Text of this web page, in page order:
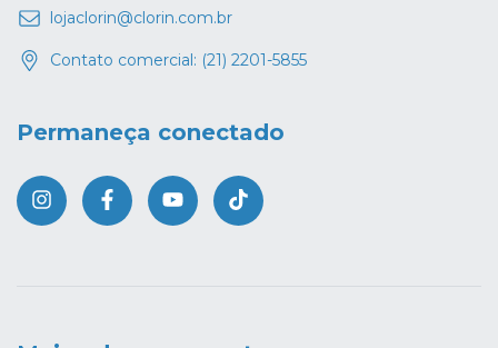
lojaclorin@clorin.com.br
Contato comercial: (21) 2201-5855
Permaneça conectado